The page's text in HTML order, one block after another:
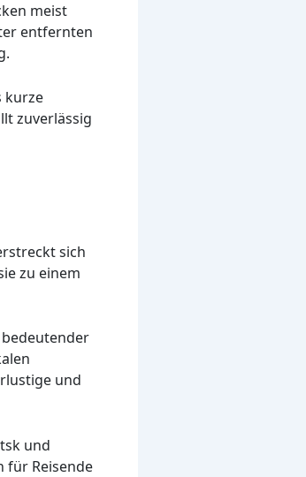
meist
entfernten
kurze
zuverlässig
sich
zu einem
und
und
für Reisende